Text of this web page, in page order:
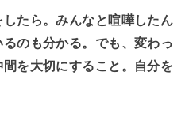
したら。みんなと喧嘩したん
のも分かる。でも、変わっ
を大切にすること。自分を